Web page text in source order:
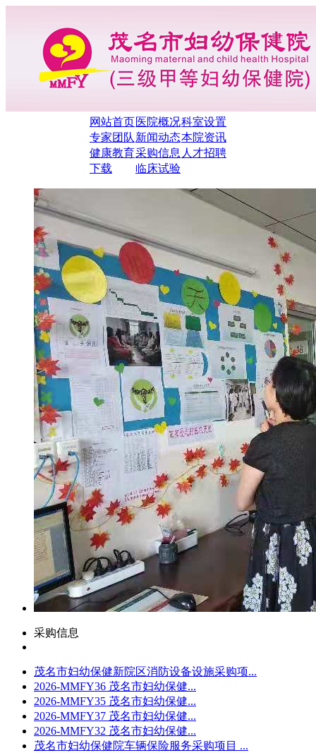
网站首页医院概况科室设置
专家团队 新闻动态本院资讯
健康教育采购信息 人才招聘
下载
临床试验
采购信息
茂名市妇幼保健新院区消防设备设施采购项...
2026-MMFY36 茂名市妇幼保健...
2026-MMFY35 茂名市妇幼保健...
2026-MMFY37 茂名市妇幼保健...
2026-MMFY32 茂名市妇幼保健...
茂名市妇幼保健院车辆保险服务采购项目 ...